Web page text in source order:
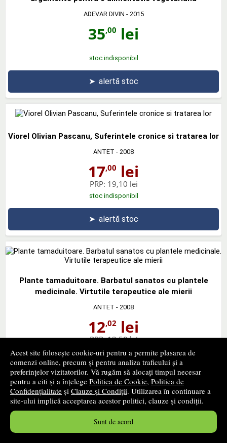
Acest site folosește cookie-uri pentru a permite plasarea de
comenzi online, precum și pentru analiza traficului și a
preferințelor vizitatorilor. Vă rugăm să alocați timpul necesar
pentru a citi și a înțelege Politica de Cookie, Politica de
Confidențialitate și Clauze și Condiții. Utilizarea în continuare a
site-ului implică acceptarea acestor politici, clauze și condiții.
Sunt de acord
ADEVAR DIVIN - 2015
35,00 lei
stoc indisponibil
➤ alertă stoc
Viorel Olivian Pascanu, Suferintele cronice si tratarea lor
ANTET - 2008
17,00 lei
PRP: 19,10 lei
stoc indisponibil
➤ alertă stoc
Plante tamaduitoare. Barbatul sanatos cu plantele
medicinale. Virtutile terapeutice ale mierii
ANTET - 2008
12,02 lei
PRP:13,50 lei
stoc indisponibil
➤ alertă stoc